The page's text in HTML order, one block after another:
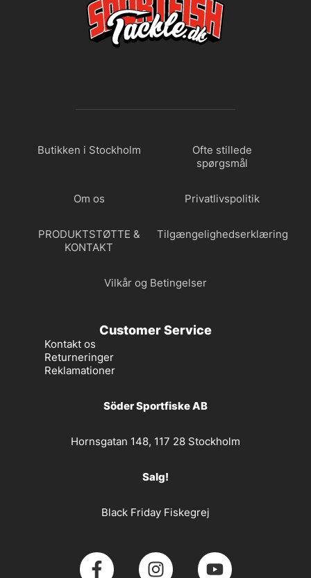
Butikken i Stockholm
Ofte stillede
spørgsmål
Om os Privatlivspolitik
PRODUKTSTØTTE &
KONTAKT
Tilgængelighedserklæring
Vilkår og Betingelser
Customer Service
Kontakt os
Returneringer
Reklamationer
Söder Sportfiske AB
Hornsgatan 148, 117 28 Stockholm
Salg!
Black Friday Fiskegrej